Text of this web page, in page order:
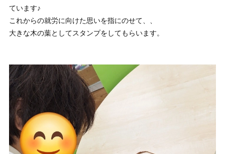
ています♪
これからの就労に向けた思いを指にのせて、、
大きな木の葉としてスタンプをしてもらいます。